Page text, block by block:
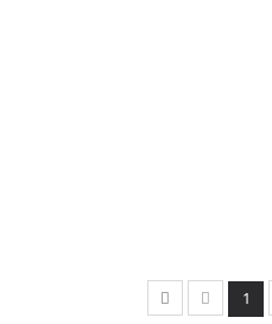
1